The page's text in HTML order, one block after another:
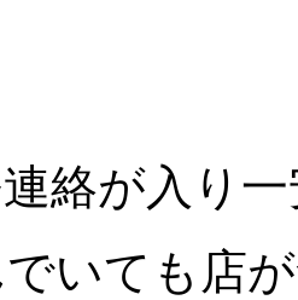
絡が入り
いても店